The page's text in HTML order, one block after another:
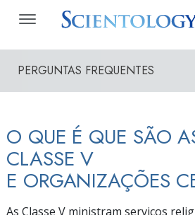
PERGUNTAS FREQUENTES
O QUE É QUE SÃO
CLASSE V
E ORGANIZAÇÕES
As Classe V ministram serviços